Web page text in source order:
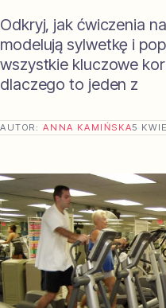
Odkryj, jak ćwiczenia
modelują sylwetkę i
wszystkie kluczowe
dlaczego to jeden z
AUTOR:ANNA KAMIŃSKA5